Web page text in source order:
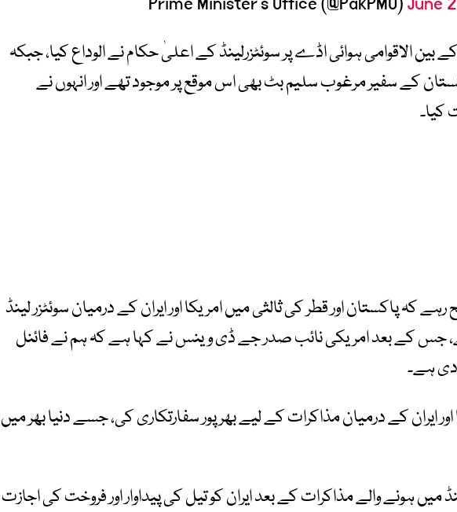
بین الاقوامی ہوائی اڈے پر سوئٹزرلینڈ کے اعلیٰ حکام نے الوداع کیا، جبکہ
کے سفیر مرغوب سلیم بٹ بھی اس موقع پر موجود تھے اور انہوں نے
کیا۔
کہ پاکستان اور قطر کی ثالثی میں امریکا اور ایران کے درمیان سوئٹزر لینڈ
جس کے بعد امریکی نائب صدر جے ڈی وینس نے کہا ہے کہ ہم نے فائنل
دی ہے۔
ایران کے درمیان مذاکرات کے لیے بھرپور سفارتکاری کی، جسے دنیا بھر میں
میں ہونے والے مذاکرات کے بعد ایران کو تیل کی پیداوار اور فروخت کی اجازت